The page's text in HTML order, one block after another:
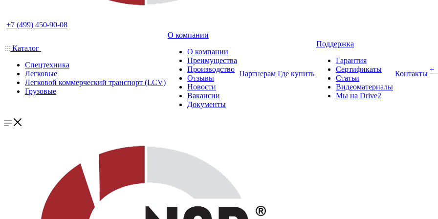
+7 (499) 450-90-08
Каталог
Спецтехника
Легковые
Легковой коммерческий транспорт (LCV)
Грузовые
О компании
О компании
Преимущества
Производство
Отзывы
Новости
Вакансии
Документы
Партнерам Где купить
Поддержка
Гарантия
Сертификаты
Статьи
Видеоматериалы
Мы на Drive2
Контакты +